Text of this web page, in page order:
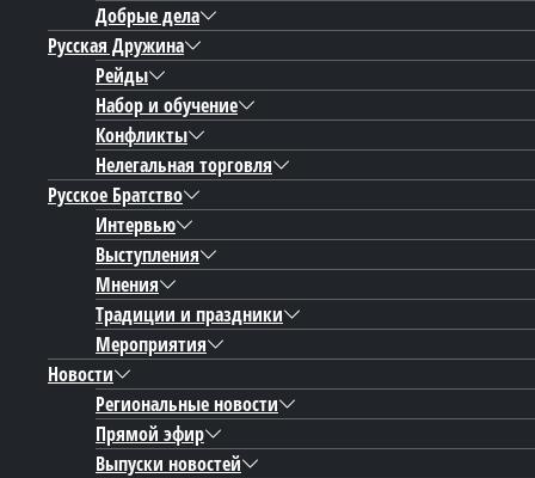
Добрые дела
Русская Дружина
Рейды
Набор и обучение
Конфликты
Нелегальная торговля
Русское Братство
Интервью
Выступления
Мнения
Традиции и праздники
Мероприятия
Новости
Региональные новости
Прямой эфир
Выпуски новостей